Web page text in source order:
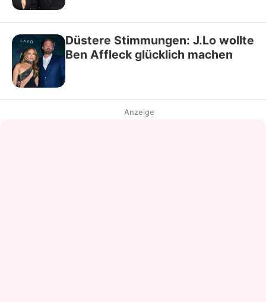
Düstere Stimmungen: J.Lo wollte
Ben Affleck glücklich machen
Anzeige